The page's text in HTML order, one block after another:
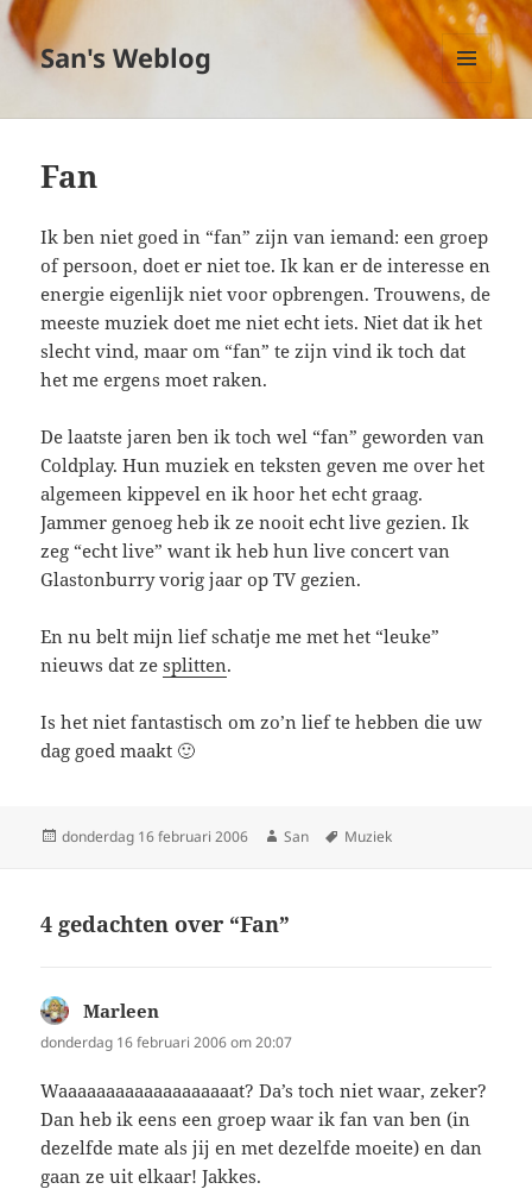
San's Weblog
MENU
EN
Fan
Ik ben niet goed in “fan” zijn van iemand: een groep
of persoon, doet er niet toe. Ik kan er de interesse en
energie eigenlijk niet voor opbrengen. Trouwens, de
meeste muziek doet me niet echt iets. Niet dat ik het
slecht vind, maar om “fan” te zijn vind ik toch dat
het me ergens moet raken.
De laatste jaren ben ik toch wel “fan” geworden van
Coldplay. Hun muziek en teksten geven me over het
algemeen kippevel en ik hoor het echt graag.
Jammer genoeg heb ik ze nooit echt live gezien. Ik
zeg “echt live” want ik heb hun live concert van
Glastonburry vorig jaar op TV gezien.
En nu belt mijn lief schatje me met het “leuke”
nieuws dat zesplitten.
Is het niet fantastisch om zo’n lief te hebben die uw
dag goed maakt 🙂
Geplaatst
donderdag 16 februari 2006 Auteur
San Tags
Muziek
4 gedachten over “Fan”
Marleen
donderdag 16 februari 2006 om 20:07
Waaaaaaaaaaaaaaaaaaat? Da’s toch niet waar, zeker?
Dan heb ik eens een groep waar ik fan van ben (in
dezelfde mate als jij en met dezelfde moeite) en dan
gaan ze uit elkaar! Jakkes.